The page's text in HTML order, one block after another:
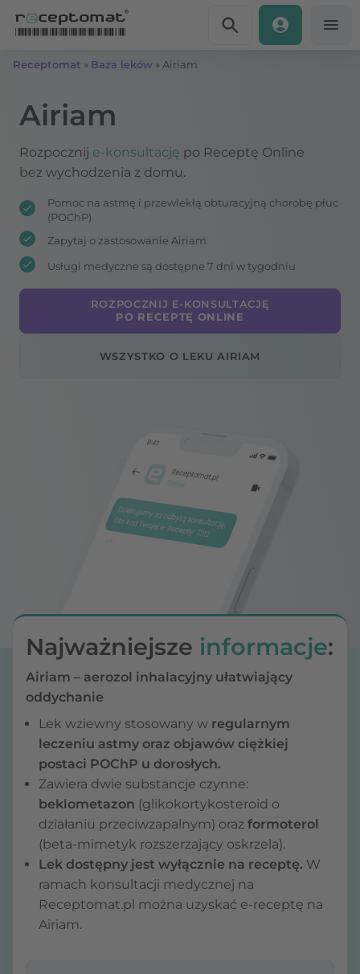
Receptomat » Baza leków » Airiam
Airiam
Rozpocznij e-konsultację po Receptę Online
bez wychodzenia z domu.
Pomoc na astmę i przewlekłą obturacyjną chorobę płuc
(POChP)
Zapytaj o zastosowanie Airiam
Usługi medyczne są dostępne 7 dni w tygodniu
ROZPOCZNIJ E-KONSULTACJĘ
PO RECEPTĘ ONLINE
WSZYSTKO O LEKU AIRIAM
Najważniejsze informacje:
Airiam – aerozol inhalacyjny ułatwiający
oddychanie
Lek wziewny stosowany w regularnym
leczeniu astmy oraz objawów ciężkiej
postaci POChP u dorosłych.
Zawiera dwie substancje czynne:
beklometazon (glikokortykosteroid o
działaniu przeciwzapalnym) oraz formoterol
(beta-mimetyk rozszerzający oskrzela).
Lek dostępny jest wyłącznie na receptę. W
ramach konsultacji medycznej na
Receptomat.pl można uzyskać e-receptę na
Airiam.